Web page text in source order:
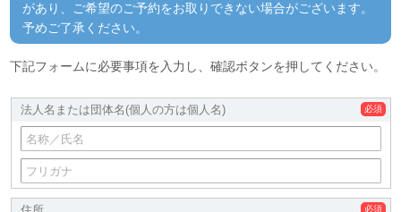
があり、ご希望のご予約をお取りできない場合がございます。
予めご了承ください。
下記フォームに必要事項を入力し、確認ボタンを押してください。
法人名または団体名 (個人の方は個人名)